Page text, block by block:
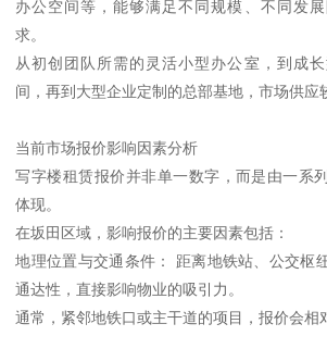
办公空间等，能够满足不同规模、不同发
求。
从初创团队所需的灵活小型办公室，到成
间，再到大型企业定制的总部基地，市场供应
当前市场报价影响因素分析
写字楼租赁报价并非单一数字，而是由一系
体现。
在坂田区域，影响报价的主要因素包括：
地理位置与交通条件： 距离地铁站、公交枢
通达性，直接影响物业的吸引力。
通常，紧邻地铁口或主干道的项目，报价会相